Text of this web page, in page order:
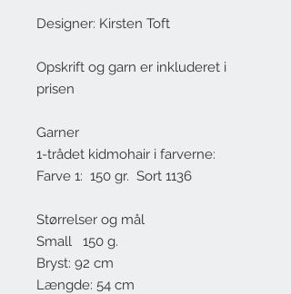
Designer: Kirsten Toft
Opskrift og garn er inkluderet i
prisen
Garner
1-trådet kidmohair i farverne:
Farve 1: 150 gr. Sort 1136
Størrelser og mål
Small 150 g.
Bryst: 92 cm
Længde: 54 cm